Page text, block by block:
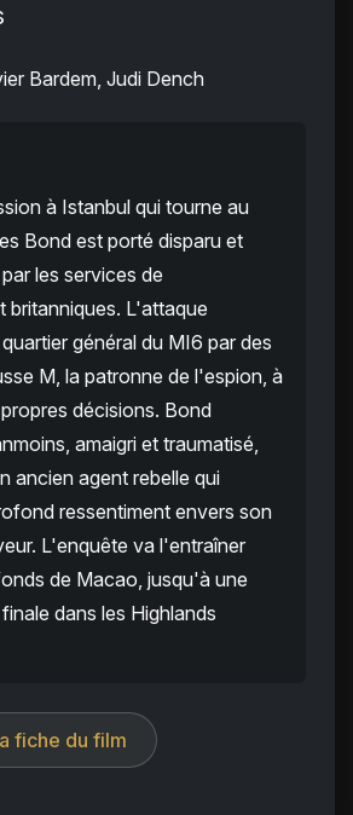
Bardem, Judi Dench
à Istanbul qui tourne au
Bond est porté disparu et
les services de
britanniques. L'attaque
général du MI6 par des
M, la patronne de l'espion, à
décisions. Bond
amaigri et traumatisé,
ancien agent rebelle qui
ressentiment envers son
L'enquête va l'entraîner
de Macao, jusqu'à une
dans les Highlands
fiche du film